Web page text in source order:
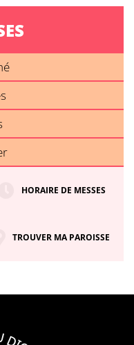
HORAIRE DE MESSES
TROUVER MA PAROISSE